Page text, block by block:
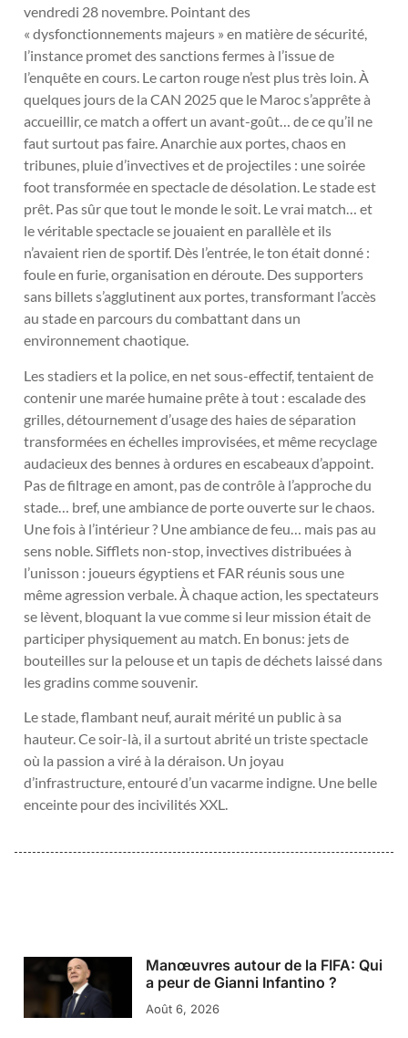
vendredi 28 novembre. Pointant des
« dysfonctionnements majeurs » en matière de sécurité,
l’instance promet des sanctions fermes à l’issue de
l’enquête en cours. Le carton rouge n’est plus très loin. À
quelques jours de la CAN 2025 que le Maroc s’apprête à
accueillir, ce match a offert un avant-goût… de ce qu’il ne
faut surtout pas faire. Anarchie aux portes, chaos en
tribunes, pluie d’invectives et de projectiles : une soirée
foot transformée en spectacle de désolation. Le stade est
prêt. Pas sûr que tout le monde le soit. Le vrai match… et
le véritable spectacle se jouaient en parallèle et ils
n’avaient rien de sportif. Dès l’entrée, le ton était donné :
foule en furie, organisation en déroute. Des supporters
sans billets s’agglutinent aux portes, transformant l’accès
au stade en parcours du combattant dans un
environnement chaotique.
Les stadiers et la police, en net sous-effectif, tentaient de
contenir une marée humaine prête à tout : escalade des
grilles, détournement d’usage des haies de séparation
transformées en échelles improvisées, et même recyclage
audacieux des bennes à ordures en escabeaux d’appoint.
Pas de filtrage en amont, pas de contrôle à l’approche du
stade… bref, une ambiance de porte ouverte sur le chaos.
Une fois à l’intérieur ? Une ambiance de feu… mais pas au
sens noble. Sifflets non-stop, invectives distribuées à
l’unisson : joueurs égyptiens et FAR réunis sous une
même agression verbale. À chaque action, les spectateurs
se lèvent, bloquant la vue comme si leur mission était de
participer physiquement au match. En bonus: jets de
bouteilles sur la pelouse et un tapis de déchets laissé dans
les gradins comme souvenir.
Le stade, flambant neuf, aurait mérité un public à sa
hauteur. Ce soir-là, il a surtout abrité un triste spectacle
où la passion a viré à la déraison. Un joyau
d’infrastructure, entouré d’un vacarme indigne. Une belle
enceinte pour des incivilités XXL.
Manœuvres autour de la FIFA: Qui
a peur de Gianni Infantino ?
Août 6, 2026